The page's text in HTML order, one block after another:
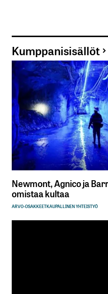
Kumppanisisällöt
Newmont, Agnico ja
omistaa kultaa
ARVO-OSAKKEETKAUPALLINEN YHTEISTYÖ